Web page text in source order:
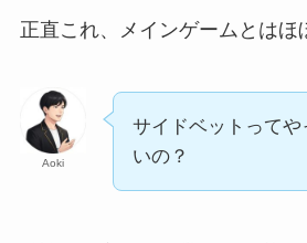
正直これ、メインゲームとはほ
Aoki
サイドベットってや
いの？